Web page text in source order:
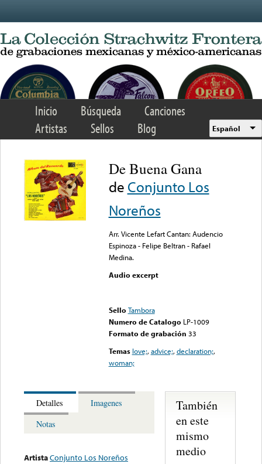
Inicio Búsqueda
Canciones
Artistas
Sellos Blog Español
De Buena Gana
de Conjunto Los
Noreños
Arr. Vicente Lefart Cantan: Audencio
Espinoza - Felipe Beltran - Rafael
Medina.
Audio excerpt
Sello Tambora
Numero de Catalogo LP-1009
Formato de grabación 33
Temas love;,advice;,declaration;,
woman;
Detalles
Imagenes
Notas
ArtistaConjunto Los Noreños
También
en este
mismo
medio